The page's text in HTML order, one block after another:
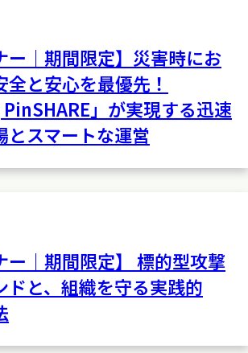
ー｜期間限定】災害時にお
全と安心を最優先！
」が実現する迅速
とスマートな運営
ー｜期間限定】 標的型攻撃
ドと、組織を守る実践的